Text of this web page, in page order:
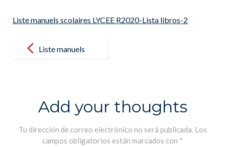
Liste manuels scolaires LYCEE R2020-Lista libros-2
navigationListe manuels
Add your thoughts
Tu dirección de correo electrónico no será publicada. Los
campos obligatorios están marcados con *